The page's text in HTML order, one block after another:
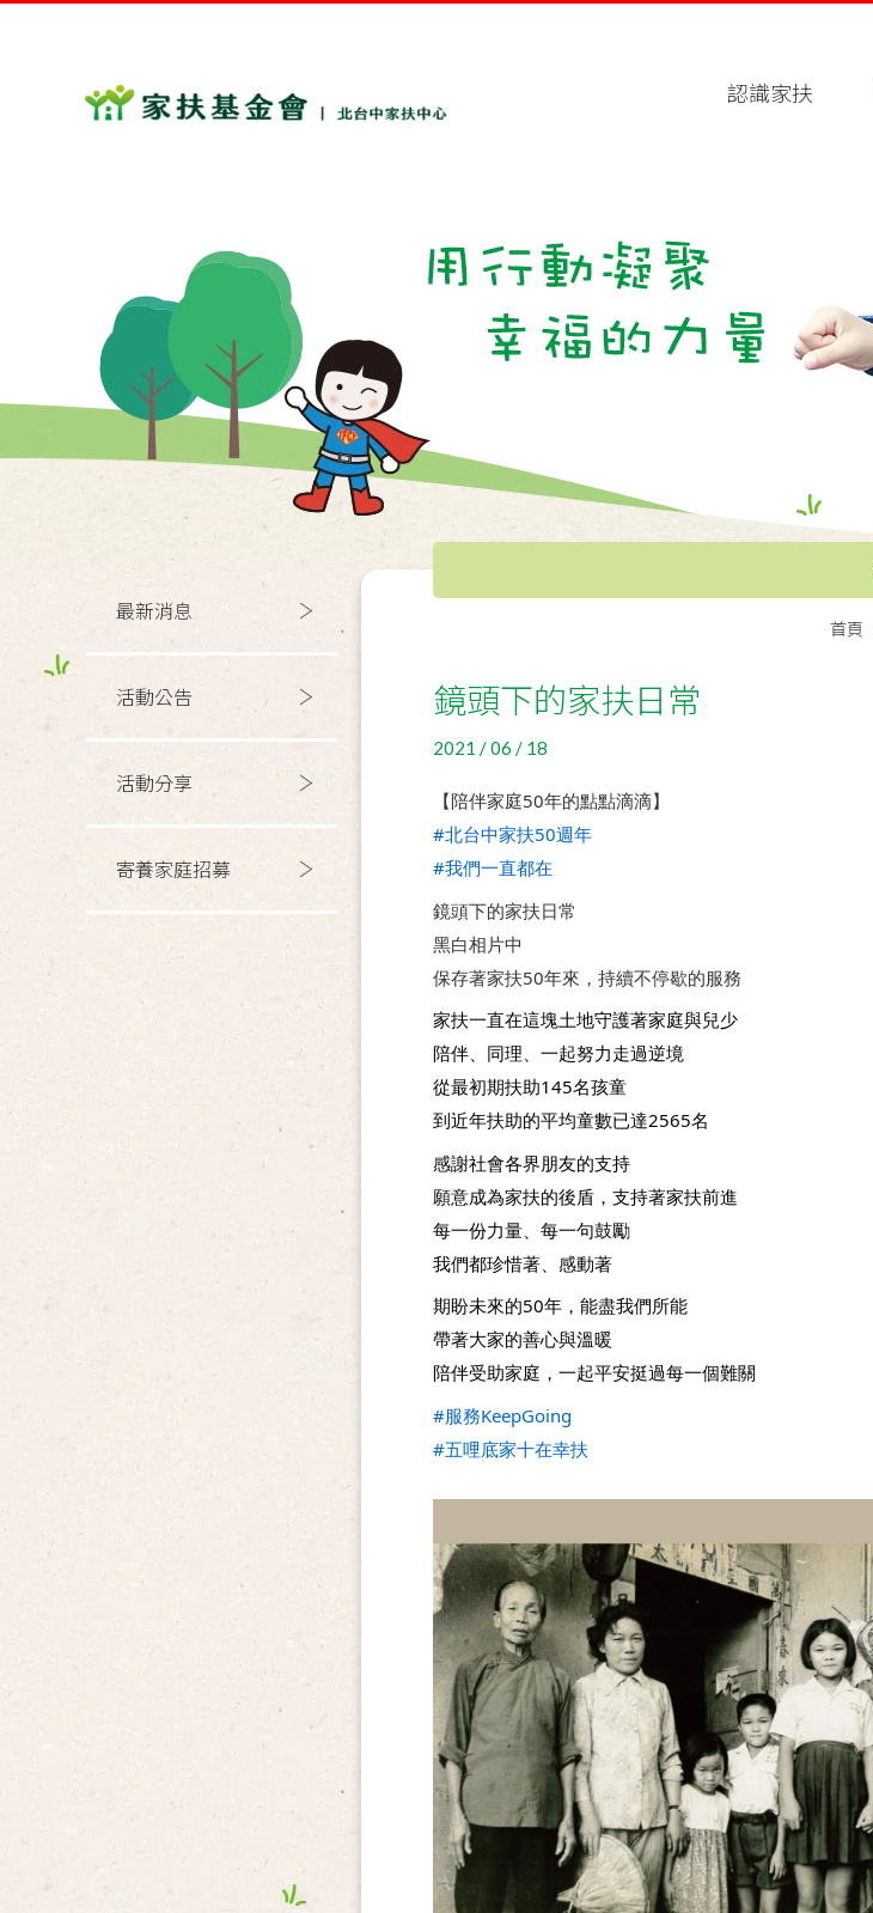
認識家扶
最新消息
活動公告
活動分享
寄養家庭招募
首頁
鏡頭下的家扶日常
2021 / 06 / 18
【陪伴家庭50年的點點滴滴】
#北台中家扶50週年
#我們一直都在
鏡頭下的家扶日常
黑白相片中
保存著家扶50年來，持續不停歇的服務
家扶一直在這塊土地守護著家庭與兒少
陪伴、同理、一起努力走過逆境
從最初期扶助145名孩童
到近年扶助的平均童數已達2565名
感謝社會各界朋友的支持
願意成為家扶的後盾，支持著家扶前進
每一份力量、每一句鼓勵
我們都珍惜著、感動著
期盼未來的50年，能盡我們所能
帶著大家的善心與溫暖
陪伴受助家庭，一起平安挺過每一個難關
#服務KeepGoing
#五哩底家十在幸扶